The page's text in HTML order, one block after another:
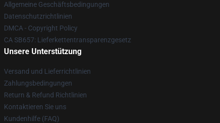
Allgemeine Geschäftsbedingungen
Datenschutzrichtlinien
DMCA - Copyright Policy
CA SB657: Lieferkettentransparenzgesetz
Unsere Unterstützung
Versand und Lieferrichtlinien
Zahlungsbedingungen
Return & Refund Richtlinien
Kontaktieren Sie uns
Kundenhilfe (FAQ)